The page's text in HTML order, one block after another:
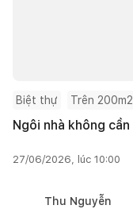
Biệt thự Trên 200m2
Ngôi nhà không
27/06/2026, lúc 10:00
Thu Nguyễn